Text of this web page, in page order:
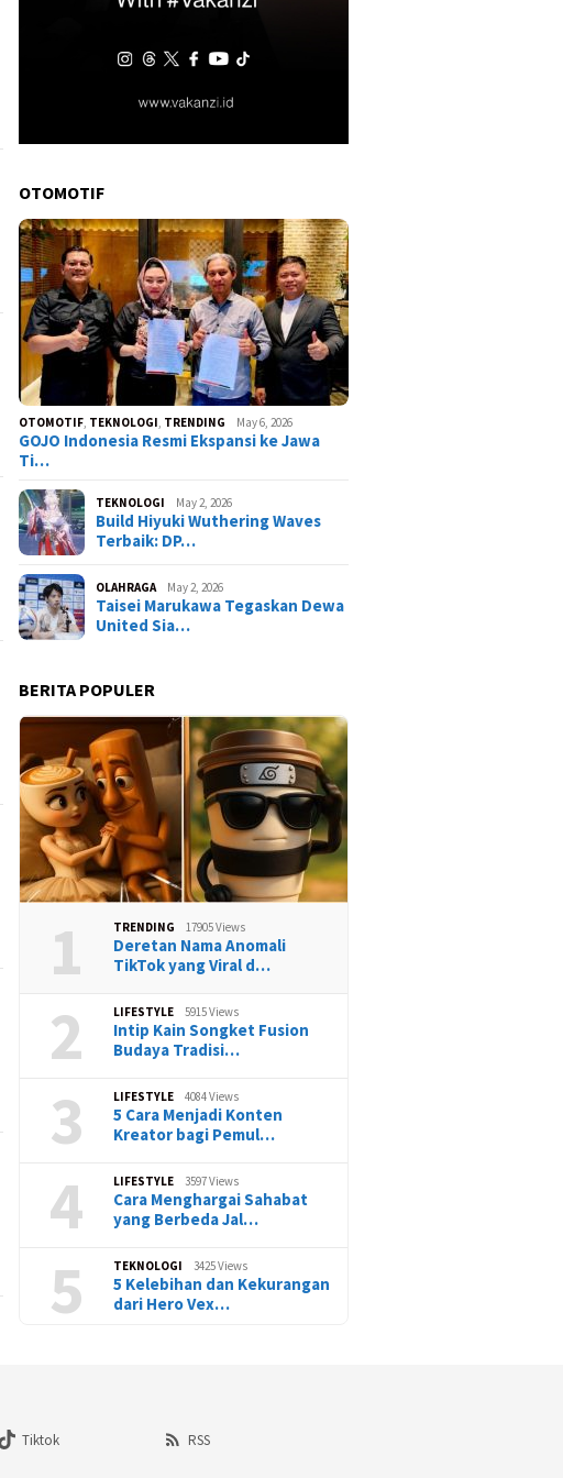
OTOMOTIF
OTOMOTIF, TEKNOLOGI, TRENDING May 6, 2026
GOJO Indonesia Resmi Ekspansi ke Jawa
Ti…
TEKNOLOGI May 2, 2026
Build Hiyuki Wuthering Waves
Terbaik: DP…
OLAHRAGA May 2, 2026
Taisei Marukawa Tegaskan Dewa
United Sia…
BERITA POPULER
1 TRENDING 17905 Views
Deretan Nama Anomali
TikTok yang Viral d…
2 LIFESTYLE 5915 Views
Intip Kain Songket Fusion
Budaya Tradisi…
3 LIFESTYLE 4084 Views
5 Cara Menjadi Konten
Kreator bagi Pemul…
4 LIFESTYLE 3597 Views
Cara Menghargai Sahabat
yang Berbeda Jal…
5 TEKNOLOGI 3425 Views
5 Kelebihan dan Kekurangan
dari Hero Vex…
Tiktok RSS